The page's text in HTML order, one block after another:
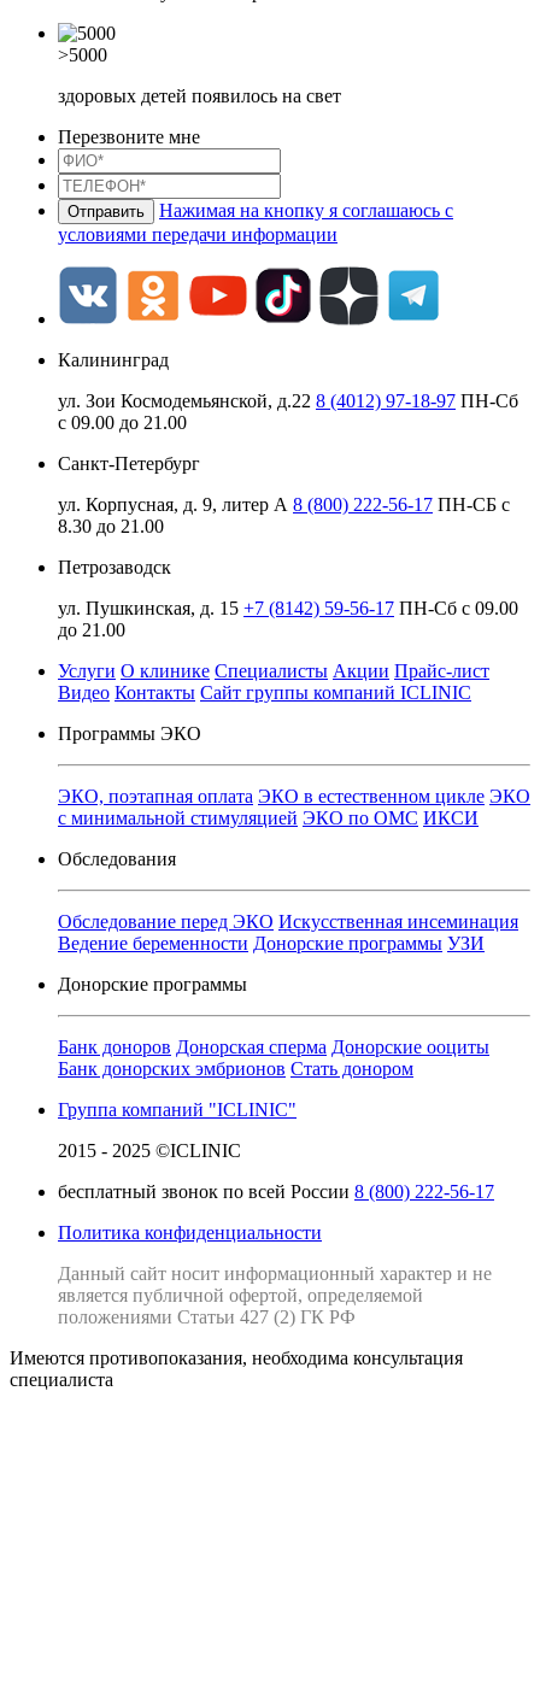
>5000
здоровых детей появилось на свет
Перезвоните мне
Нажимая на кнопку я соглашаюсь с
условиями передачи информации
Калининград
ул. Зои Космодемьянской, д.22 8 (4012) 97-18-97 ПН-Сб
с 09.00 до 21.00
Санкт-Петербург
ул. Корпусная, д. 9, литер А 8 (800) 222-56-17 ПН-СБ с
8.30 до 21.00
Петрозаводск
ул. Пушкинская, д. 15 +7 (8142) 59-56-17 ПН-Сб с 09.00
до 21.00
Услуги О клинике Специалисты Акции Прайс-лист
Видео Контакты Сайт группы компаний ICLINIC
Программы ЭКО
ЭКО, поэтапная оплата ЭКО в естественном цикле ЭКО
с минимальной стимуляцией ЭКО по ОМС ИКСИ
Обследования
Обследование перед ЭКО Искусственная инсеминация
Ведение беременности Донорские программы УЗИ
Донорские программы
Банк доноров Донорская сперма Донорские ооциты
Банк донорских эмбрионов Стать донором
Группа компаний "ICLINIC"
2015 - 2025 ©ICLINIC
бесплатный звонок по всей России 8 (800) 222-56-17
Политика конфиденциальности
Данный сайт носит информационный характер и не
является публичной офертой, определяемой
положениями Статьи 427 (2) ГК РФ
Имеются противопоказания, необходима консультация
специалиста